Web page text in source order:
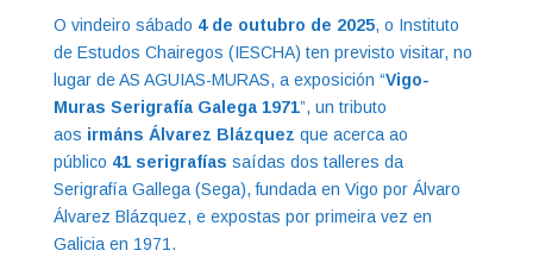
O vindeiro sábado 4 de outubro de 2025, o Instituto
de Estudos Chairegos (IESCHA) ten previsto visitar, no
lugar de AS AGUIAS-MURAS, a exposición “Vigo-
Muras Serigrafía Galega 1971”, un tributo
aos irmáns Álvarez Blázquez que acerca ao
público 41 serigrafías saídas dos talleres da
Serigrafía Gallega (Sega), fundada en Vigo por Álvaro
Álvarez Blázquez, e expostas por primeira vez en
Galicia en 1971.